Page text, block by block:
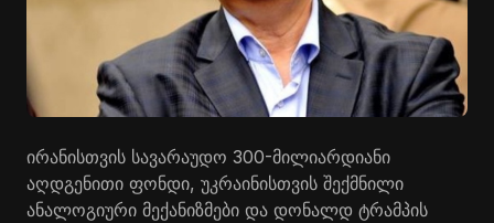
ირანისთვის სავარაუდო 300-მილიარდიანი
აღდგენითი ფონდი, უკრაინისთვის შექმნილი
ანალოგიური მექანიზმები და დონალდ ტრამპის